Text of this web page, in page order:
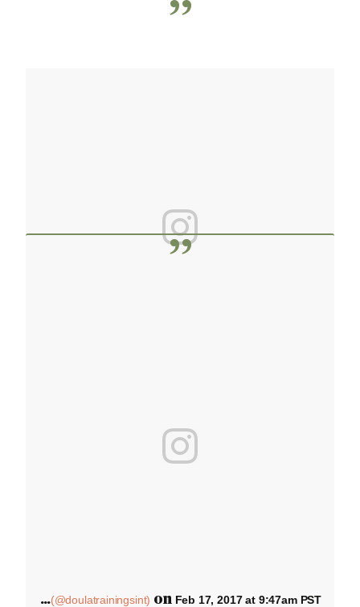
A
post shared by Doula Trainings International (@doulatrainingsint) on Feb 17, 2017 at 9:47am PST